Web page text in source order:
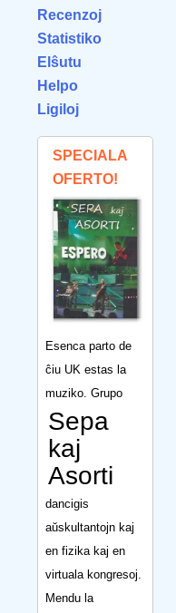
Recenzoj
Statistiko
Elŝutu
Helpo
Ligiloj
SPECIALA
OFERTO!
Esenca parto de
ĉiu UK estas la
muziko. Grupo
Sepa
kaj
Asorti
dancigis
aŭskultantojn kaj
en fizika kaj en
virtuala kongresoj.
Mendu la